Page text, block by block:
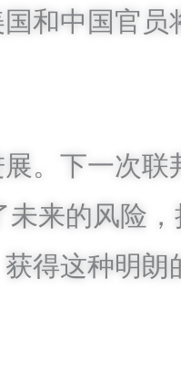
和中国官
。下一次
来的风险
得这种明